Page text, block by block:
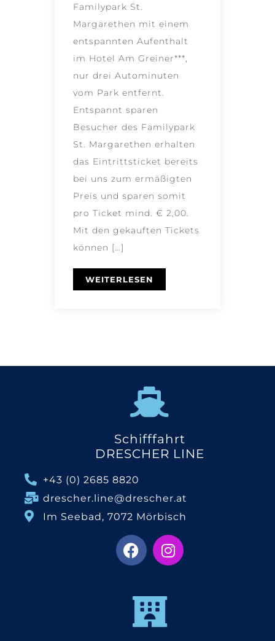
Familypark St.
Margarethen mit einem
entspannten Aufenthalt
im Hotel Am Greiner***,
nur drei Autominuten
vom Park entfernt.
Entspannt sparen
Besucher des Familypark
St. Margarethen erhalten
das Eintrittsticket bereits
bei uns zum ermäßigten
Preis und sparen somit
pro Ticket mind. € 2,00.
Mit den gekauften Tickets
können […]
WEITERLESEN
Schifffahrt
DRESCHER LINE
+43 (0) 2685 8820
drescher.line@drescher.at
Im Seebad, 7072 Mörbisch